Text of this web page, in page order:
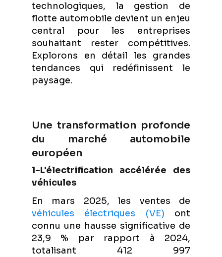
technologiques, la gestion de
flotte automobile devient un enjeu
central pour les entreprises
souhaitant rester compétitives.
Explorons en détail les grandes
tendances qui redéfinissent le
paysage.
Une transformation profonde
du marché automobile
européen
1-L'électrification accélérée des
véhicules
En mars 2025, les ventes de
véhicules électriques (VE) ont
connu une hausse significative de
23,9 % par rapport à 2024,
totalisant 412 997